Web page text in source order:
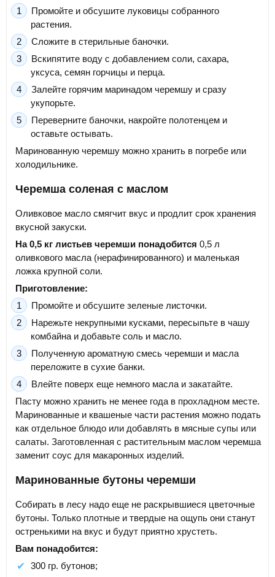
Промойте и обсушите луковицы собранного
растения.
Сложите в стерильные баночки.
Вскипятите воду с добавлением соли, сахара,
уксуса, семян горчицы и перца.
Залейте горячим маринадом черемшу и сразу
укупорьте.
Переверните баночки, накройте полотенцем и
оставьте остывать.
Маринованную черемшу можно хранить в погребе или
холодильнике.
Черемша соленая с маслом
Оливковое масло смягчит вкус и продлит срок хранения
вкусной закуски.
На 0,5 кг листьев черемши понадобится 0,5 л
оливкового масла (нерафинированного) и маленькая
ложка крупной соли.
Приготовление:
Промойте и обсушите зеленые листочки.
Нарежьте некрупными кусками, пересыпьте в чашу
комбайна и добавьте соль и масло.
Полученную ароматную смесь черемши и масла
переложите в сухие банки.
Влейте поверх еще немного масла и закатайте.
Пасту можно хранить не менее года в прохладном месте.
Маринованные и квашеные части растения можно подать
как отдельное блюдо или добавлять в мясные супы или
салаты. Заготовленная с растительным маслом черемша
заменит соус для макаронных изделий.
Маринованные бутоны черемши
Собирать в лесу надо еще не раскрывшиеся цветочные
бутоны. Только плотные и твердые на ощупь они станут
остренькими на вкус и будут приятно хрустеть.
Вам понадобится:
300 гр. бутонов;